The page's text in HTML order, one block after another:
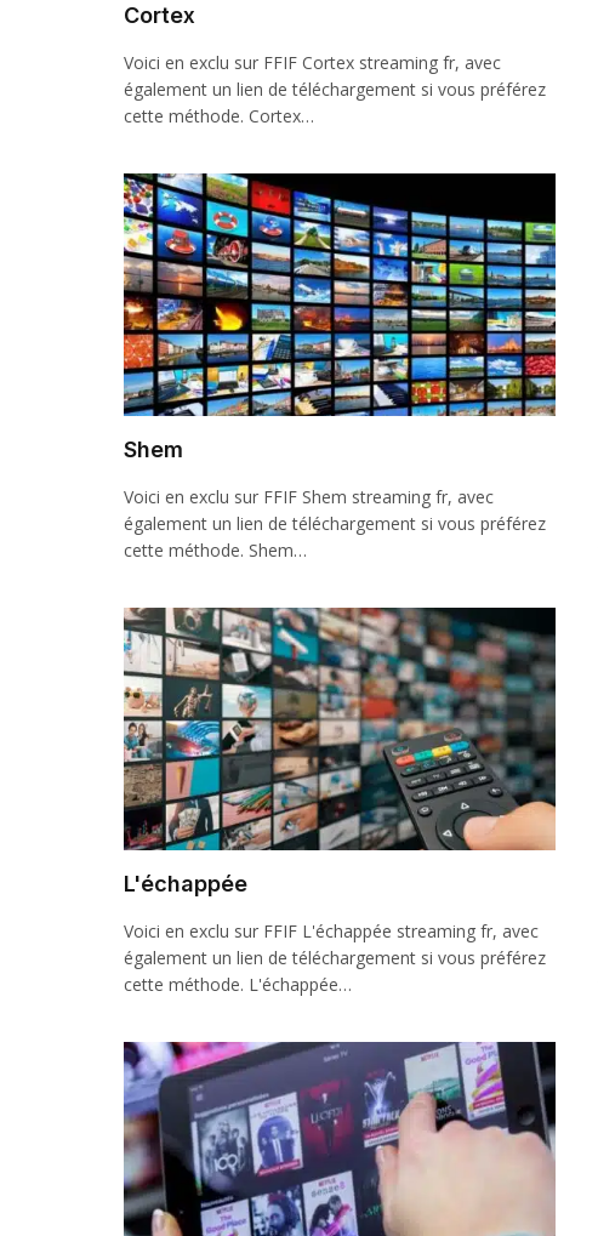
Cortex
Voici en exclu sur FFIF Cortex streaming fr, avec
également un lien de téléchargement si vous préférez
cette méthode. Cortex…
Shem
Voici en exclu sur FFIF Shem streaming fr, avec
également un lien de téléchargement si vous préférez
cette méthode. Shem…
L'échappée
Voici en exclu sur FFIF L'échappée streaming fr, avec
également un lien de téléchargement si vous préférez
cette méthode. L'échappée…